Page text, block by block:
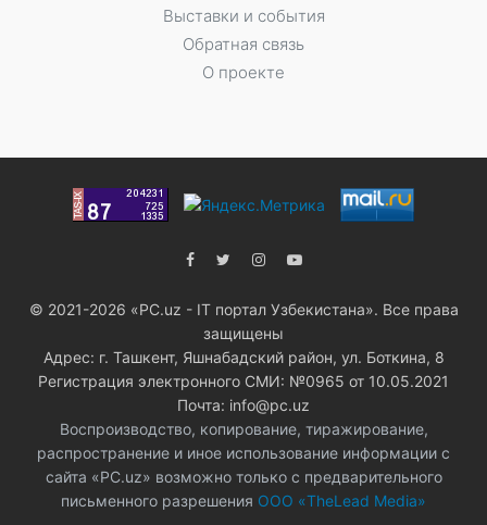
Выставки и события
Обратная связь
О проекте
© 2021-2026 «PC.uz - IT портал Узбекистана». Все права
защищены
Адрес: г. Ташкент, Яшнабадский район, ул. Боткина, 8
Регистрация электронного СМИ: №0965 от 10.05.2021
Почта: info@pc.uz
Воспроизводство, копирование, тиражирование,
распространение и иное использование информации с
сайта «PC.uz» возможно только с предварительного
письменного разрешения ООО «TheLead Media»